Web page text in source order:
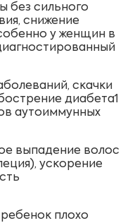
без сильного
снижение
у женщин в
скачки
диабета1
аутоиммунных
выпадение волос
ускорение
плохо